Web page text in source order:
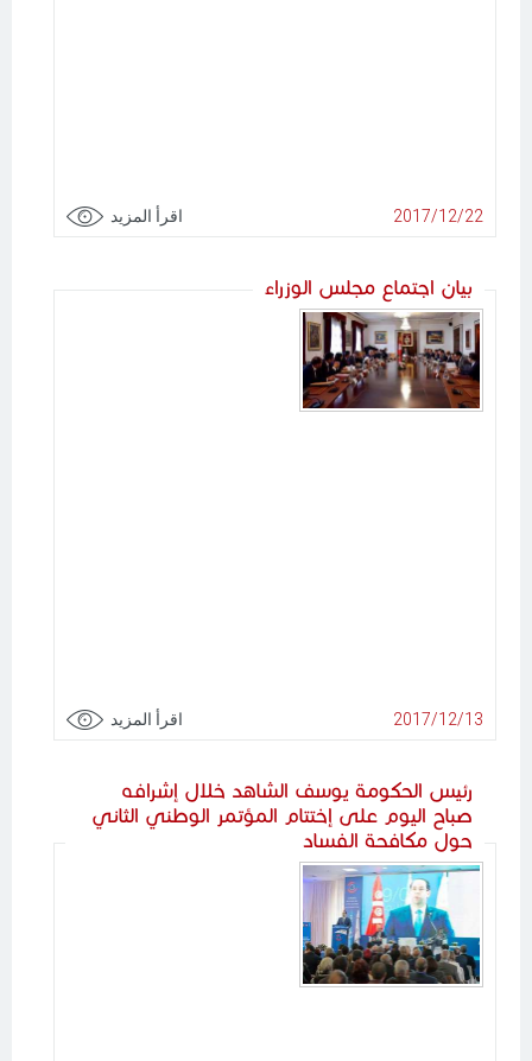
2017/12/22 اقرأ المزيد
بيان اجتماع مجلس الوزراء
2017/12/13 اقرأ المزيد
رئيس الحكومة يوسف الشاهد خلال إشرافه
صباح اليوم على إختتام المؤتمر الوطني الثاني
حول مكافحة الفساد